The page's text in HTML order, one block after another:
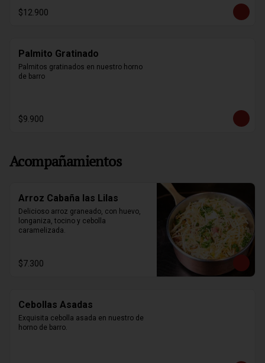
$12.900
Palmito Gratinado
Palmitos gratinados en nuestro horno
de barro
$9.900
Acompañamientos
Arroz Cabaña las Lilas
Delicioso arroz graneado, con huevo,
longaniza, tocino y cebolla
caramelizada.
$7.300
Cebollas Asadas
Exquisita cebolla asada en nuestro de
horno de barro.